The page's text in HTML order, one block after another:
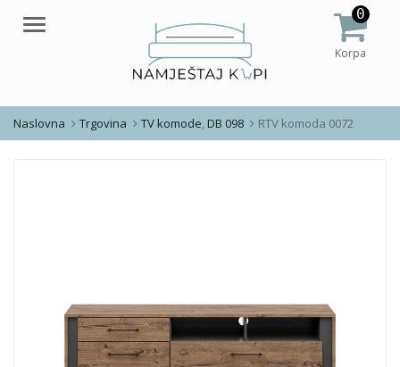
Meni
0
Korpa
Naslovna Trgovina TV komode,DB 098 RTV komoda 0072